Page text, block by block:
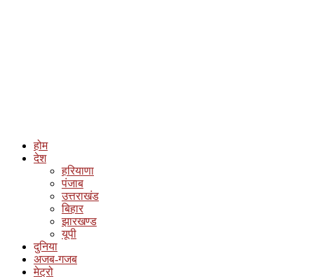
होम
देश
हरियाणा
पंजाब
उत्तराखंड
बिहार
झारखण्ड
यूपी
दुनिया
अजब-गजब
मेट्रो